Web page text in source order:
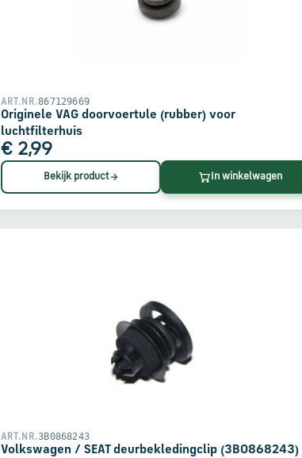
ART.NR.867129669
Originele VAG doorvoertule (rubber) voor
luchtfilterhuis
€ 2,99
Bekijk product In winkelwagen
ART.NR.3B0868243
Volkswagen / SEAT deurbekledingclip (3B0868243)